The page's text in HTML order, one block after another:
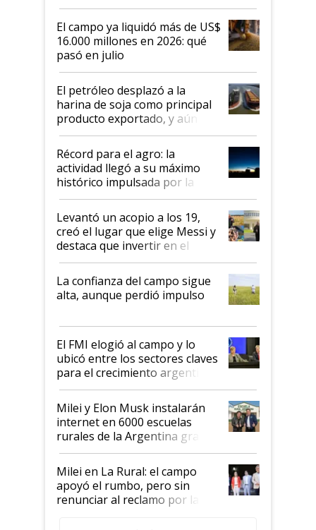
El campo ya liquidó más de US$
16.000 millones en 2026: qué
pasó en julio
El petróleo desplazó a la
harina de soja como principal
producto exportado, y aún así
el agro aportó casi seis de cada
diez dólares y sostuvo el
liderazgo en un semestre
récord
Récord para el agro: la
actividad llegó a su máximo
histórico impulsada por la
cosecha y las exportaciones
Levantó un acopio a los 19,
creó el lugar que elige Messi y
destaca que invertir en el
kirchnerismo era como "darle
plata a un hijo para droga":
Juan Félix Rossetti, el libertario
que de una dura crisis salió
de Milei
La confianza del campo sigue
alta, aunque perdió impulso
El FMI elogió al campo y lo
ubicó entre los sectores claves
para el crecimiento argentino
Milei y Elon Musk instalarán
internet en 6000 escuelas
rurales de la Argentina gracias
a un acuerdo con Starlink
Milei en La Rural: el campo
apoyó el rumbo, pero sin
renunciar al reclamo por las